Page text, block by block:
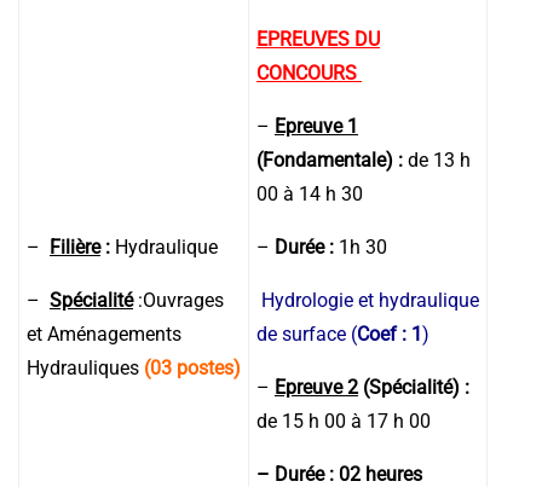
– Filière: Hydraulique
– Spécialité :Ouvrages
et Aménagements
Hydrauliques (03 postes)
EPREUVES DU
CONCOURS
– Epreuve 1
(Fondamentale) : de 13 h
00 à 14 h 30
– Durée : 1h 30
Hydrologie et hydraulique
de surface (Coef : 1)
– Epreuve 2 (Spécialité) :
de 15 h 00 à 17 h 00
– Durée : 02 heures